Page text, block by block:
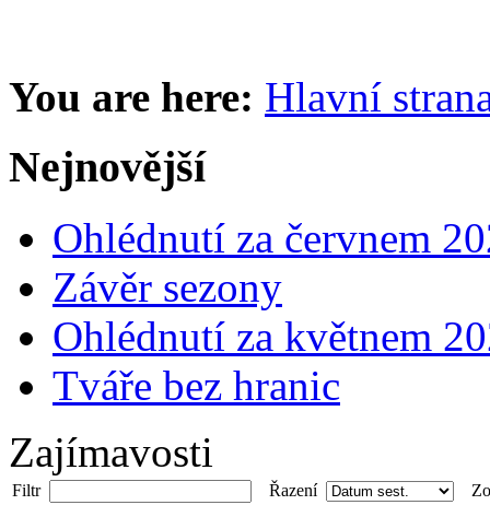
You are here: Hlavní
Nejnovější
Ohlédnutí za červnem
Závěr sezony
Ohlédnutí za květnem
Tváře bez hranic
Zajímavosti
Filtr Řazení